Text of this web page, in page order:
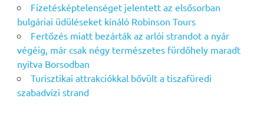
Fizetésképtelenséget jelentett az elsősorban
bulgáriai üdüléseket kínáló Robinson Tours
Fertőzés miatt bezárták az arlói strandot a nyár
végéig, már csak négy természetes fürdőhely maradt
nyitva Borsodban
Turisztikai attrakciókkal bővült a tiszafüredi
szabadvízi strand